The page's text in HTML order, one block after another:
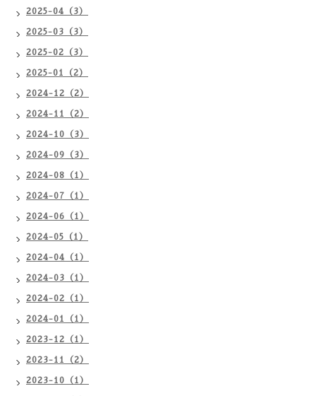
2025-04（3）
2025-03（3）
2025-02（3）
2025-01（2）
2024-12（2）
2024-11（2）
2024-10（3）
2024-09（3）
2024-08（1）
2024-07（1）
2024-06（1）
2024-05（1）
2024-04（1）
2024-03（1）
2024-02（1）
2024-01（1）
2023-12（1）
2023-11（2）
2023-10（1）